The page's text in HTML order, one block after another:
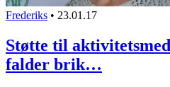
Frederiks • 23.01.17
Støtte til
falder brik…